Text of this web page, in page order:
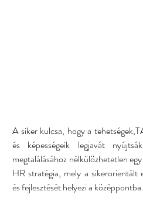
A siker kulcsa, hogy a
és képességeik legjavát
megtalálásához nélkülözhetetlen
HR stratégia, mely a sikerorientált
és fejlesztését helyezi a középpontba.